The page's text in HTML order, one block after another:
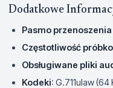
Dodatkowe
Pasmo
Częstotliwość
Obsługiwane pliki
Kodeki: G.711ulaw